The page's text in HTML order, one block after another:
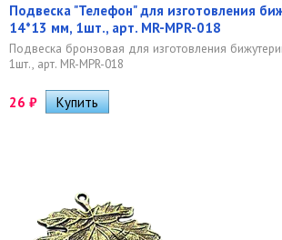
Подвеска "Телефон" для изготовления
14*13 мм, 1шт., арт. MR-MPR-018
Подвеска бронзовая для изготовления
1шт., арт. MR-MPR-018
26 ₽